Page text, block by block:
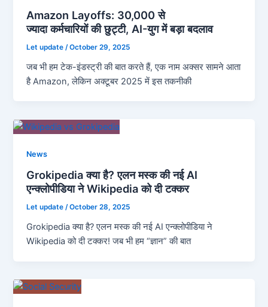
Amazon Layoffs: 30,000 से
ज्यादा कर्मचारियों की छुट्टी, AI-युग में बड़ा बदलाव
Let update /October 29, 2025
जब भी हम टेक-इंडस्ट्री की बात करते हैं, एक नाम अक्सर सामने आता
है Amazon, लेकिन अक्टूबर 2025 में इस तकनीकी
News
Grokipedia क्या है? एलन मस्क की नई AI
एन्क्लोपीडिया ने Wikipedia को दी टक्कर
Let update/October 28, 2025
Grokipedia क्या है? एलन मस्क की नई AI एन्क्लोपीडिया ने
Wikipedia को दी टक्कर! जब भी हम “ज्ञान” की बात